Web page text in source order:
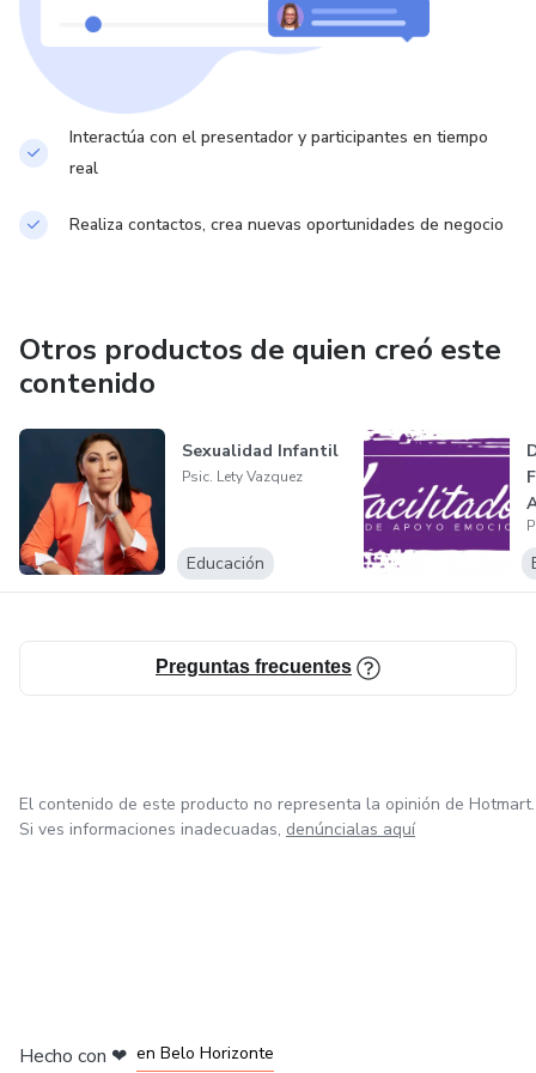
Interactúa con el presentador y participantes en tiempo
real
Realiza contactos, crea nuevas oportunidades de negocio
Otros productos de quien creó este
contenido
Sexualidad Infantil
Psic. Lety Vazquez
Educación
Preguntas frecuentes
El contenido de este producto no representa la opinión de Hotmart.
Si ves informaciones inadecuadas, denúncialas aquí
Hecho con ❤ en Belo Horizonte